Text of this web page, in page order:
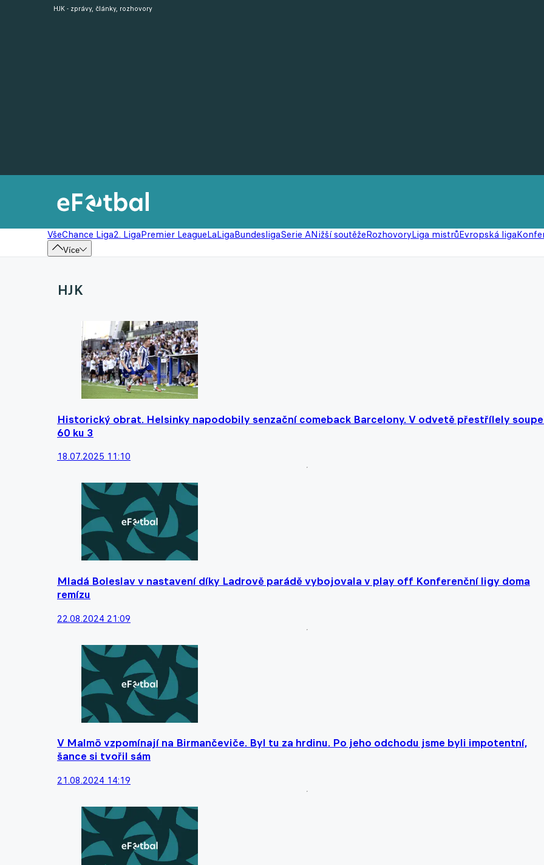
VšeChance Liga2. LigaPremier LeagueLaLigaBundesligaSerie ANižší soutěžeRozhovoryLiga mistrůEvropská liga
Více
HJK - zprávy, články, rozhovory
HJK
Historický obrat. Helsinky napodobily senzační comeback Barcelony. V odvetě přestřílely
60 ku 3
18.07.2025 11:10
Mladá Boleslav v nastavení díky Ladrově parádě vybojovala v play off Konferenční ligy doma
remízu
22.08.2024 21:09
V Malmö vzpomínají na Birmančeviče. Byl tu za hrdinu. Po jeho odchodu jsme byli impotentní,
šance si tvořil sám
21.08.2024 14:19